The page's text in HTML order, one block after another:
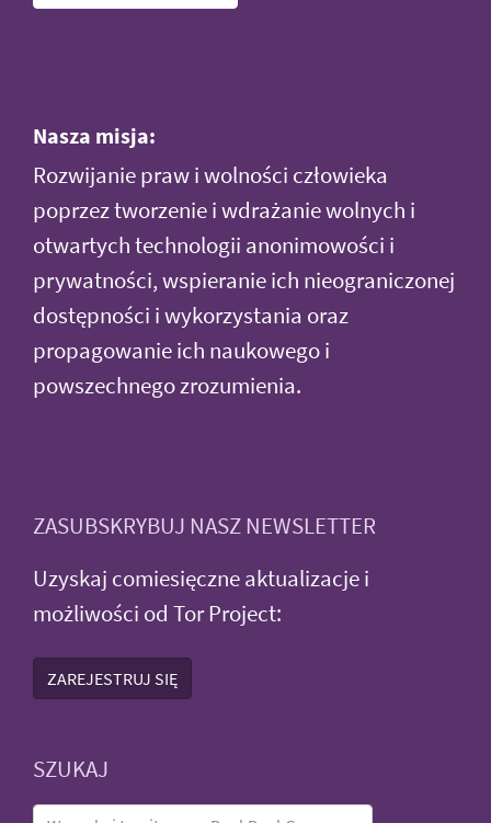
Nasza misja:
Rozwijanie praw i wolności człowieka
poprzez tworzenie i wdrażanie wolnych i
otwartych technologii anonimowości i
prywatności, wspieranie ich nieograniczonej
dostępności i wykorzystania oraz
propagowanie ich naukowego i
powszechnego zrozumienia.
ZASUBSKRYBUJ NASZ NEWSLETTER
Uzyskaj comiesięczne aktualizacje i
możliwości od Tor Project:
ZAREJESTRUJ SIĘ
SZUKAJ